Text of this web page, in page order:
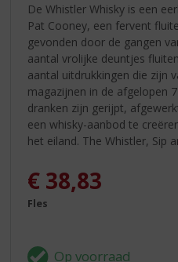
De Whistler Whisky is een
Pat Cooney, een fervent
gevonden door de gangen
aantal vrolijke deuntjes
aantal uitdrukkingen die zijn
magazijnen in de afgelopen
dranken zijn gerijpt,
een ​​whisky-aanbod te
het eiland. The Whistler, Sip
€ 38,83
Fles